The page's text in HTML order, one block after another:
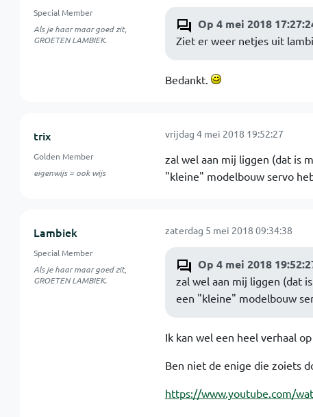
Special Member
Als je haar maar goed zit,
GROETEN LAMBIEK.
Op 4 mei 2018
Ziet er weer netjes uit
Bedankt.
trix
Golden Member
eigenwijs = ook wijs
vrijdag 4 mei 2018 19:52:27
zal wel aan mij liggen (dat is
"kleine" modelbouw servo
Lambiek
Special Member
Als je haar maar goed zit,
GROETEN LAMBIEK.
zaterdag 5 mei 2018 09:34:38
Op 4 mei 2018
zal wel aan mij liggen (dat
een "kleine" modelbouw
Ik kan wel een heel verhaal
Ben niet de enige die zoiets
https://www.youtube.com/